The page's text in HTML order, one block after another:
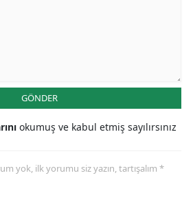
GÖNDER
okumuş ve kabul etmiş sayılırsınız
yok, ilk yorumu siz yazın, tartışalım *